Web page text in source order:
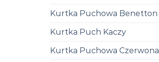
Kurtka Puchowa Benetton
Kurtka Puch Kaczy
Kurtka Puchowa Czerwona